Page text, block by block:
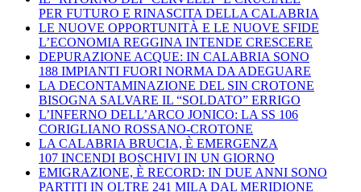
PER FUTURO E RINASCITA DELLA CALABRIA
LE NUOVE OPPORTUNITÀ E LE NUOVE SFIDE
L’ECONOMIA REGGINA INTENDE CRESCERE
DEPURAZIONE ACQUE: IN CALABRIA SONO
188 IMPIANTI FUORI NORMA DA ADEGUARE
LA DECONTAMINAZIONE DEL SIN CROTONE
BISOGNA SALVARE IL “SOLDATO” ERRIGO
L’INFERNO DELL’ARCO JONICO: LA SS 106
CORIGLIANO ROSSANO-CROTONE
LA CALABRIA BRUCIA, È EMERGENZA
107 INCENDI BOSCHIVI IN UN GIORNO
EMIGRAZIONE, È RECORD: IN DUE ANNI SONO
PARTITI IN OLTRE 241 MILA DAL MERIDIONE